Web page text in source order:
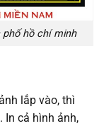
hồ chí minh
lắp vào, thì
In cả hình ảnh,